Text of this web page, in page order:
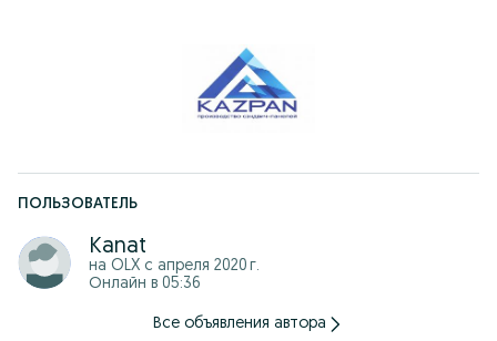
ПОЛЬЗОВАТЕЛЬ
Kanat
на OLX с апреля 2020 г.
Онлайн в 05:36
Все объявления автора